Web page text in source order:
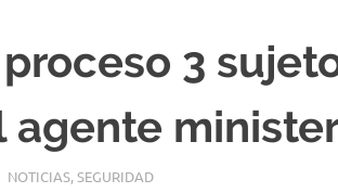
3
agente
NOTICIAS,SEGURIDAD